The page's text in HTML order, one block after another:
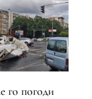
го погоди